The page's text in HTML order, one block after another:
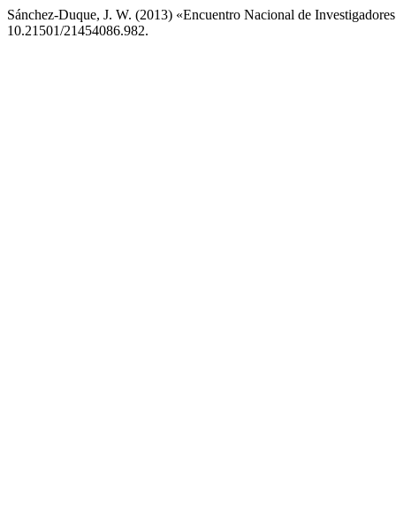
Sánchez-Duque, J. W. (2013) «Encuentro Nacional de
10.21501/21454086.982.